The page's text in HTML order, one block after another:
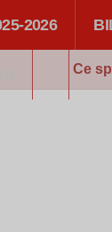
Ce
2026